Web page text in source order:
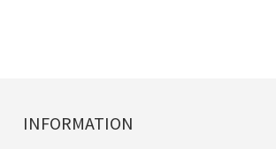
INFORMATION